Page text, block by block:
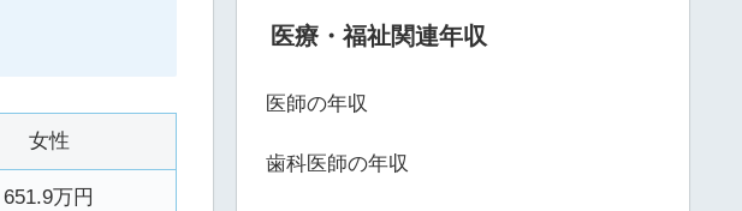
女性
651.9万円
医療・福祉関連年収
医師の年収
歯科医師の年収